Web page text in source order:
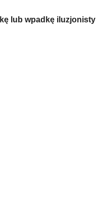
lub wpadkę iluzjonisty